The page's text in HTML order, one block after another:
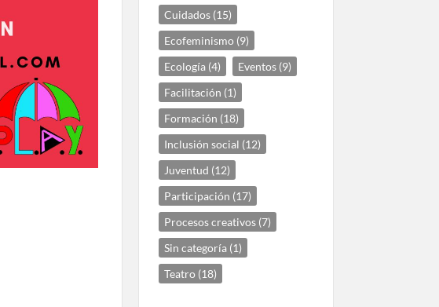
Cuidados(15)
Ecofeminismo(9)
Ecología(4) Eventos(9)
Facilitación (1)
Formación (18)
Inclusión social (12)
Juventud (12)
Participación (17)
Procesos creativos(7)
Sin categoría(1)
Teatro(18)